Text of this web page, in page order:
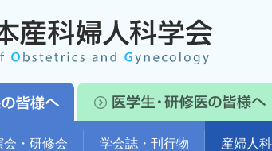
会・研修会 学会誌・刊行物 産婦人